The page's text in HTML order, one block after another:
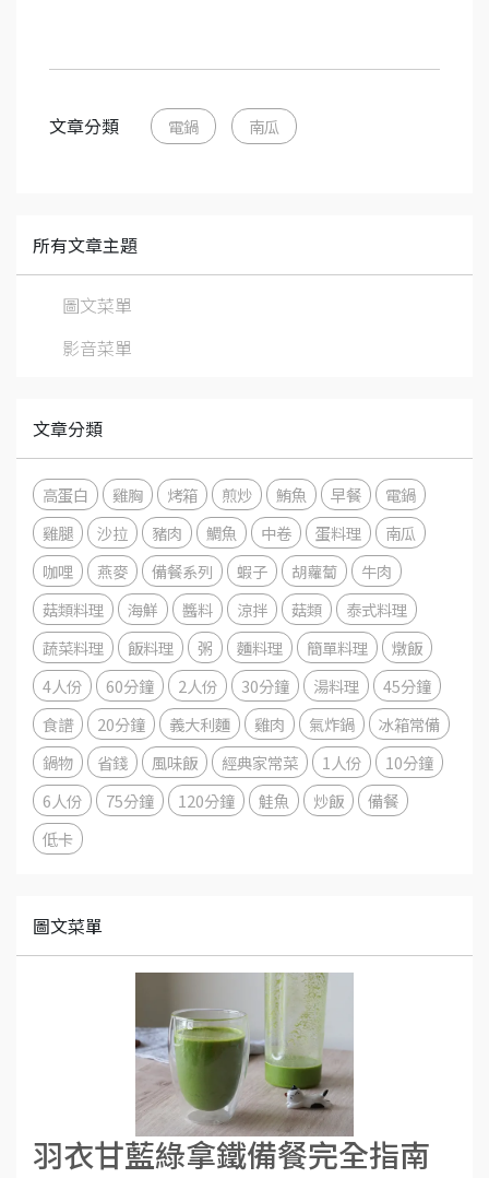
文章分類 電鍋 南瓜
所有文章主題
圖文菜單
影音菜單
文章分類
高蛋白 雞胸 烤箱 煎炒 鮪魚 早餐
電鍋
雞腿
沙拉 豬肉 鯛魚 中卷 蛋料理
南瓜
咖哩
燕麥 備餐系列 蝦子 胡蘿蔔
牛肉
菇類料理
海鮮 醬料 涼拌 菇類
泰式料理
蔬菜料理
飯料理 粥 麵料理 簡單料理
燉飯
4人份
60分鐘 2人份 30分鐘 湯料理
45分鐘
食譜
20分鐘 義大利麵 雞肉 氣炸鍋
冰箱常備
鍋物
省錢 風味飯 經典家常菜 1人份
10分鐘
6人份
75分鐘 120分鐘 鮭魚 炒飯
備餐
低卡
圖文菜單
羽衣甘藍綠拿鐵備餐完全指南